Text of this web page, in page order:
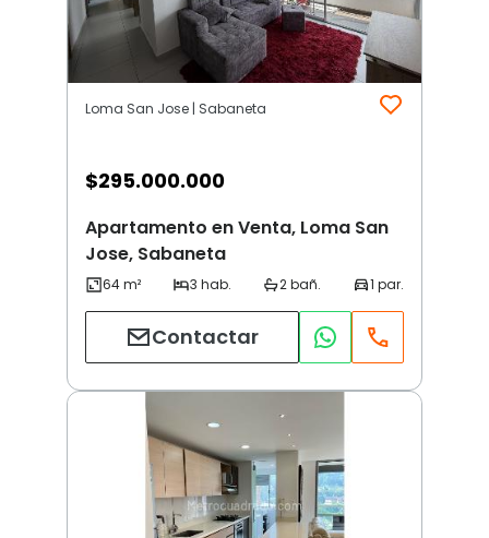
Loma San Jose | Sabaneta
$295.000.000
Apartamento en Venta, Loma San
Jose, Sabaneta
Contactar